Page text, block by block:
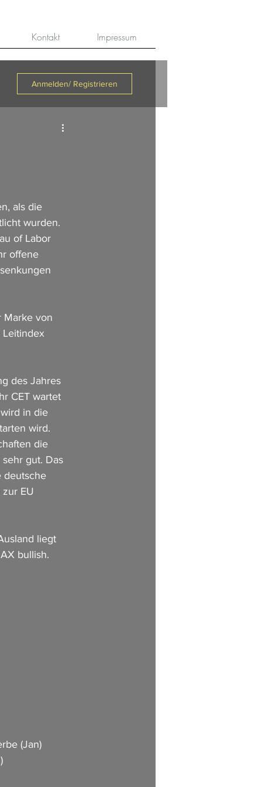
Kontakt Impressum
Anmelden/ Registrieren
als die
wurden.
of Labor
offene
Marke von
Leitindex
des Jahres
CET wartet
in die
wird.
die
gut. Das
deutsche
EU
liegt
bullish.
BoJ
(Jan)
(Jan)